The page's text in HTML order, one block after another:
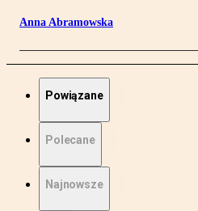
Anna Abramowska
Powiązane
Polecane
Najnowsze